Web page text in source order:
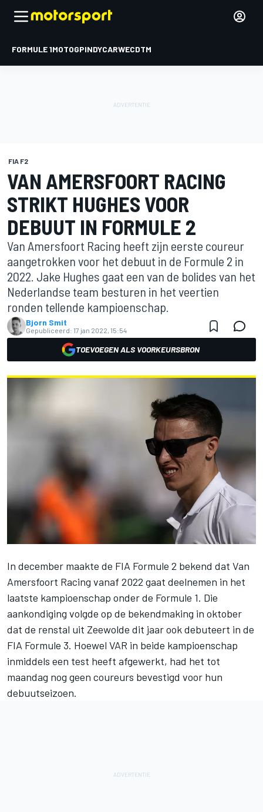
FORMULE 1MOTOGPINDYCARWECDTM
FIA F2
VAN AMERSFOORT RACING
STRIKT HUGHES VOOR
DEBUUT IN FORMULE 2
Van Amersfoort Racing heeft zijn eerste coureur
aangetrokken voor het debuut in de Formule 2 in
2022. Jake Hughes gaat een van de bolides van het
Nederlandse team besturen in het veertien
ronden tellende kampioenschap.
Bjorn Smit
Gepubliceerd: 17 jan 2022, 15:54
TOEVOEGEN ALS VOORKEURSBRON
In december maakte de FIA Formule 2 bekend dat Van
Amersfoort Racing vanaf 2022 gaat deelnemen in het
laatste kampioenschap onder de Formule 1. Die
aankondiging volgde op de bekendmaking in oktober
dat de renstal uit Zeewolde dit jaar ook debuteert in de
FIA Formule 3. Hoewel VAR in beide kampioenschap
inmiddels een test heeft afgewerkt, had het tot
maandag nog geen coureurs bevestigd voor hun
debuutseizoen.